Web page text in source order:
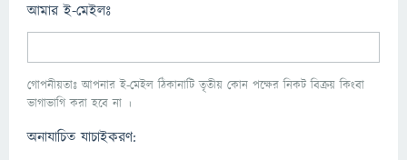
আমার ই-মেইলঃ
গোপনীয়তাঃ আপনার ই-মেইল ঠিকানাটি তৃতীয় কোন পক্ষের নিকট বিক্রয় কিংবা
ভাগাভাগি করা হবে না ।
অনাযাচিত যাচাইকরণ: